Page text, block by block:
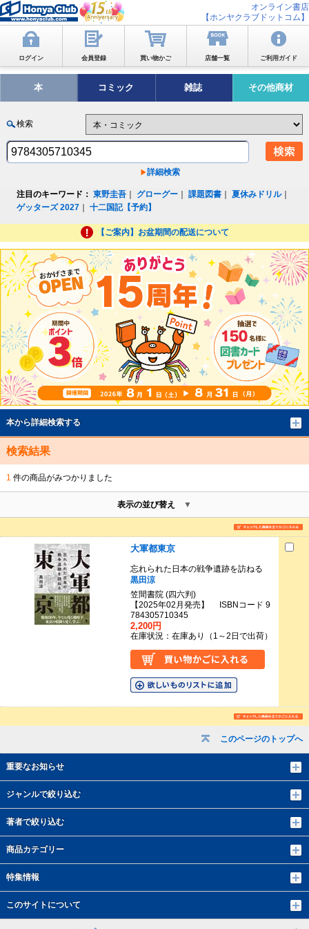
オンライン書店
【ホンヤクラブドットコム】
ログイン 会員登録 買い物かご 店舗一覧 ご利用ガイド
本 コミック 雑誌 その他商材
検索
詳細検索
注目のキーワード： 東野圭吾 グローグー ｜課題図書 ｜夏休みドリル｜
ゲッターズ 2027 ｜十二国記【予約】
【ご案内】お盆期間の配送について
このページのトップへ
重要なお知らせ
ジャンルで絞り込む
著者で絞り込む
商品カテゴリー
特集情報
このサイトについて
本から詳細検索する
検索結果
1 件の商品がみつかりました
表示の並び替え
大軍都東京
忘れられた日本の戦争遺跡を訪ねる
黒田涼
笠間書院 (四六判)
【2025年02月発売】 ISBNコード 9
784305710345
2,200円
在庫状況：在庫あり（1～2日で出荷）